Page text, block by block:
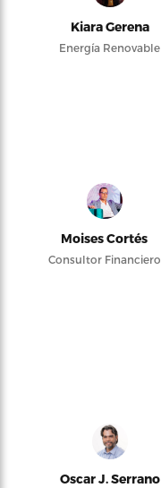
Kiara Gerena
Energía Renovable
Moises Cortés
Consultor Financiero
Oscar J. Serrano